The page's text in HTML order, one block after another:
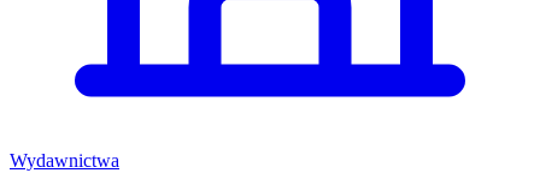
Wydawnictwa